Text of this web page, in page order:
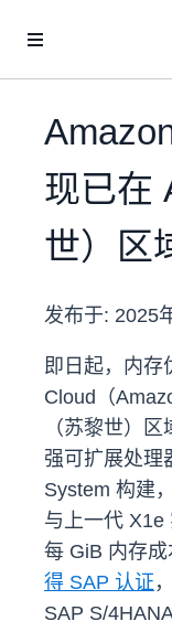
现已在
世）区
发布于: 2025
即日起，内存
Cloud（
（苏黎世）
强可扩展处理
System 构建
与上一代 X1e
每 GiB 内存
得 SAP 认证
SAP S/